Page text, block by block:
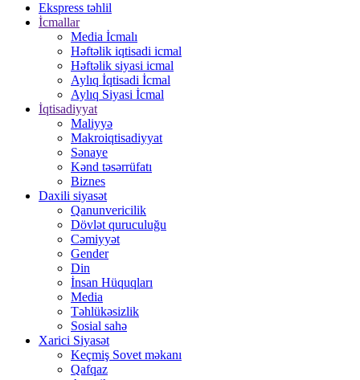
Ekspress təhlil
İcmallar
Media İcmalı
Həftəlik iqtisadi icmal
Həftəlik siyasi icmal
Aylıq İqtisadi İcmal
Aylıq Siyasi İcmal
İqtisadiyyat
Maliyyə
Makroiqtisadiyyat
Sənaye
Kənd təsərrüfatı
Biznes
Daxili siyasət
Qanunvericilik
Dövlət quruculuğu
Cəmiyyət
Gender
Din
İnsan Hüquqları
Media
Təhlükəsizlik
Sosial sahə
Xarici Siyasət
Keçmiş Sovet məkanı
Qafqaz